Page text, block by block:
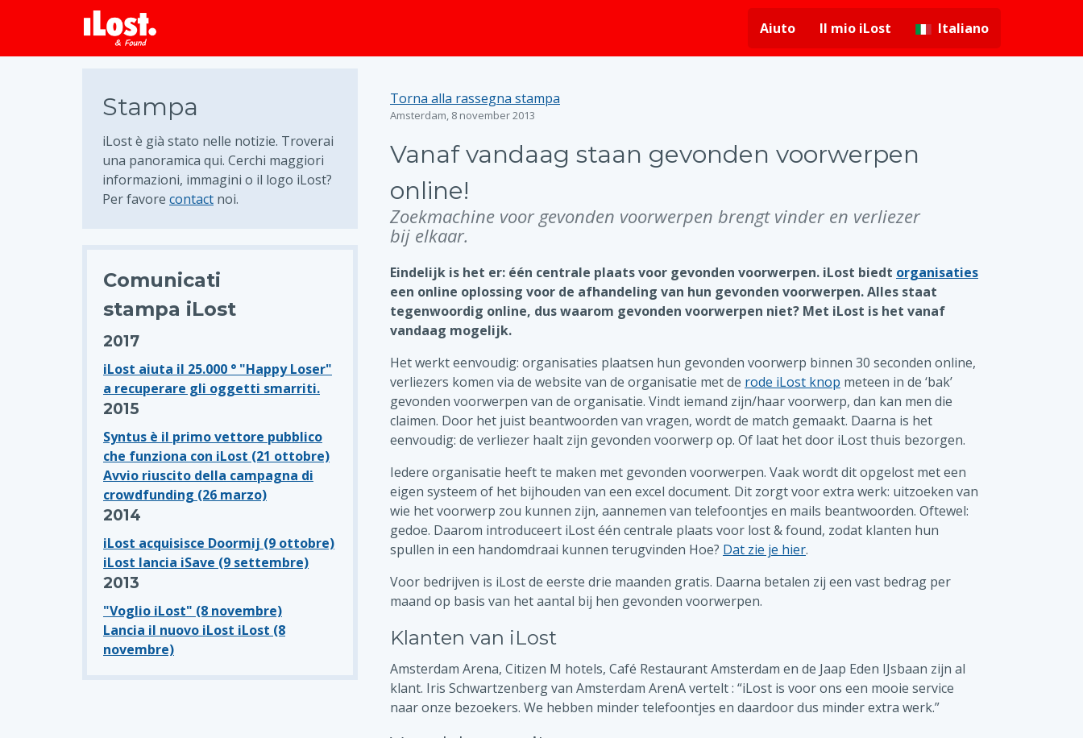
Aiuto
Il mio iLost Italiano
Stampa
iLost è già stato nelle notizie. Troverai
una panoramica qui. Cerchi maggiori
informazioni, immagini o il logo iLost?
Per favore contact noi.
Comunicati
stampa iLost
2017
iLost aiuta il 25.000 ° "Happy Loser"
a recuperare gli oggetti smarriti.
2015
Syntus è il primo vettore pubblico
che funziona con iLost (21 ottobre)
Avvio riuscito della campagna di
crowdfunding (26 marzo)
2014
iLost acquisisce Doormij (9 ottobre)
iLost lancia iSave (9 settembre)
2013
"Voglio iLost" (8 novembre)
Lancia il nuovo iLost iLost (8
novembre)
Torna alla rassegna stampa
Amsterdam, 8 november 2013
Vanaf vandaag staan gevonden voorwerpen
online!
Zoekmachine voor gevonden voorwerpen brengt vinder en verliezer
bij elkaar.
Eindelijk is het er: één centrale plaats voor gevonden voorwerpen. iLost biedt organisaties
een online oplossing voor de afhandeling van hun gevonden voorwerpen. Alles staat
tegenwoordig online, dus waarom gevonden voorwerpen niet? Met iLost is het vanaf
vandaag mogelijk.
Het werkt eenvoudig: organisaties plaatsen hun gevonden voorwerp binnen 30 seconden online,
verliezers komen via de website van de organisatie met de rode iLost knop meteen in de ‘bak’
gevonden voorwerpen van de organisatie. Vindt iemand zijn/haar voorwerp, dan kan men die
claimen. Door het juist beantwoorden van vragen, wordt de match gemaakt. Daarna is het
eenvoudig: de verliezer haalt zijn gevonden voorwerp op. Of laat het door iLost thuis bezorgen.
Iedere organisatie heeft te maken met gevonden voorwerpen. Vaak wordt dit opgelost met een
eigen systeem of het bijhouden van een excel document. Dit zorgt voor extra werk: uitzoeken van
wie het voorwerp zou kunnen zijn, aannemen van telefoontjes en mails beantwoorden. Oftewel:
gedoe. Daarom introduceert iLost één centrale plaats voor lost & found, zodat klanten hun
spullen in een handomdraai kunnen terugvinden Hoe? Dat zie je hier.
Voor bedrijven is iLost de eerste drie maanden gratis. Daarna betalen zij een vast bedrag per
maand op basis van het aantal bij hen gevonden voorwerpen.
Klanten van iLost
Amsterdam Arena, Citizen M hotels, Café Restaurant Amsterdam en de Jaap Eden IJsbaan zijn al
klant. Iris Schwartzenberg van Amsterdam ArenA vertelt : “iLost is voor ons een mooie service
naar onze bezoekers. We hebben minder telefoontjes en daardoor dus minder extra werk.”